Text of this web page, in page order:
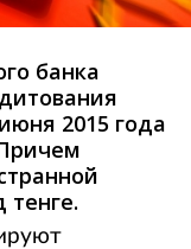
банка
2015 года